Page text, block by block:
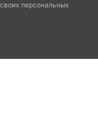
персональных